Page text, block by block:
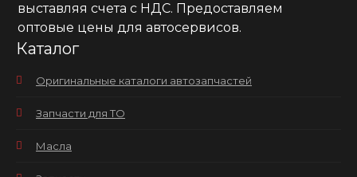
выставляя счета с НДС. Предоставляем
оптовые цены для автосервисов.
Каталог
Оригинальные каталоги автозапчастей
Запчасти для ТО
Масла